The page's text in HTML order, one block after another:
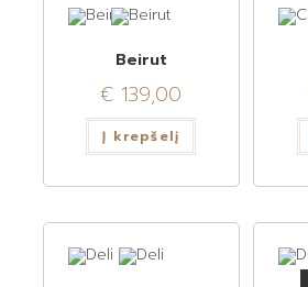
Beirut
€ 139,00
Į krepšelį